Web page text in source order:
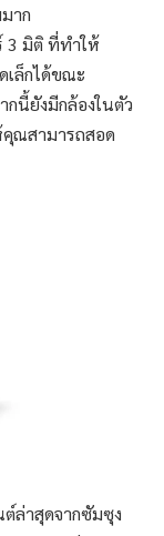
าก
3 มิติ ที่ทำให้
เล็กได้ขณะ
นี้ยังมีกล้องในตัว
ณสามารถสอด
ล่าสุดจากซัมซุง